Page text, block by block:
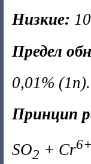
Низкие:
Предел
0,01% (1n).
Принцип
SO2 + Cr